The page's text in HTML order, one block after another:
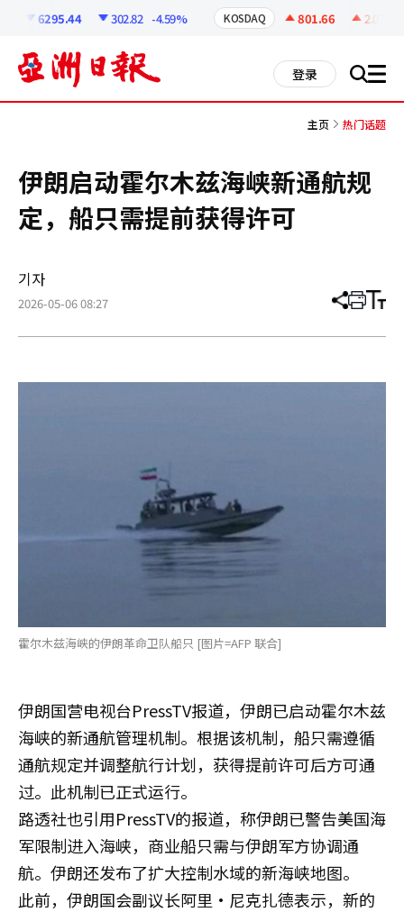
6295.44 302.82 -4.59% KOSDAQ 801.66 2.07
登录 搜 all
主页 热门话题
伊朗启动霍尔木兹海峡新通航规
定，船只需提前获得许可
기자
2026-05-06 08:27 分
章
打 调
小
霍尔木兹海峡的伊朗革命卫队船只 [图片=AFP 联合]
伊朗国营电视台PressTV报道，伊朗已启动霍尔木兹
海峡的新通航管理机制。根据该机制，船只需遵循
通航规定并调整航行计划，获得提前许可后方可通
过。此机制已正式运行。
路透社也引用PressTV的报道，称伊朗已警告美国海
军限制进入海峡，商业船只需与伊朗军方协调通
航。伊朗还发布了扩大控制水域的新海峡地图。
此前，伊朗国会副议长阿里·尼克扎德表示，新的